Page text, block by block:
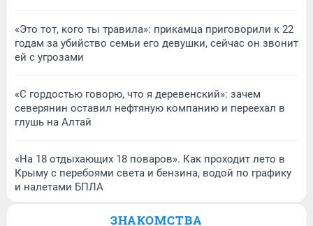
«Это тот, кого ты травила»: прикамца приговорили к 22
годам за убийство семьи его девушки, сейчас он звонит
ей с угрозами
«С гордостью говорю, что я деревенский»: зачем
северянин оставил нефтяную компанию и переехал в
глушь на Алтай
«На 18 отдыхающих 18 поваров». Как проходит лето в
Крыму с перебоями света и бензина, водой по графику
и налетами БПЛА
ЗНАКОМСТВА